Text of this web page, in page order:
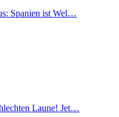
Spanien ist Wel…
Laune! Jet…